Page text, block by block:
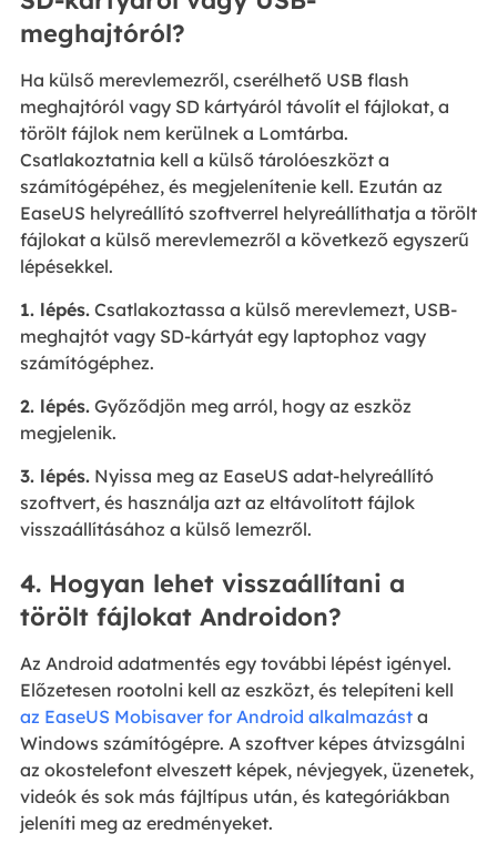
meghajtóról?
Ha külső merevlemezről, cserélhető USB flash
meghajtóról vagy SD kártyáról távolít el fájlokat, a
törölt fájlok nem kerülnek a Lomtárba.
Csatlakoztatnia kell a külső tárolóeszközt a
számítógépéhez, és megjelenítenie kell. Ezután az
EaseUS helyreállító szoftverrel helyreállíthatja a törölt
fájlokat a külső merevlemezről a következő egyszerű
lépésekkel.
1. lépés.Csatlakoztassa a külső merevlemezt, USB-
meghajtót vagy SD-kártyát egy laptophoz vagy
számítógéphez.
2. lépés.Győződjön meg arról, hogy az eszköz
megjelenik.
3. lépés.Nyissa meg az EaseUS adat-helyreállító
szoftvert, és használja azt az eltávolított fájlok
visszaállításához a külső lemezről.
4. Hogyan lehet visszaállítani a
törölt fájlokat Androidon?
Az Android adatmentés egy további lépést igényel.
Előzetesen rootolni kell az eszközt, és telepíteni kell
az EaseUS Mobisaver for Android alkalmazásta
Windows számítógépre. A szoftver képes átvizsgálni
az okostelefont elveszett képek, névjegyek, üzenetek,
videók és sok más fájltípus után, és kategóriákban
jeleníti meg az eredményeket.